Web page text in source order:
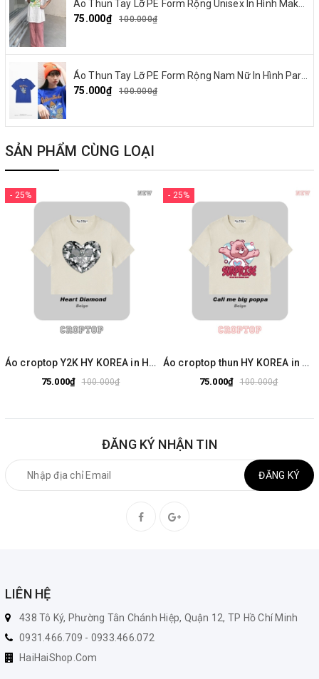
75.000₫
100.000₫
75.000₫
100.000₫
SẢN PHẨM CÙNG LOẠI
- 25%
Áo croptop Y2K HY KOREA in Heart shaped Diamonds 1475 tay ngắn freesize
75.000₫ 100.000₫
- 25%
Áo croptop thun HY KOREA in Gấu Surprise 1405 tay ngắn freesize
75.000₫ 100.000₫
ĐĂNG KÝ NHẬN TIN
ĐĂNG KÝ
LIÊN HỆ
438 Tô Ký, Phường Tân Chánh Hiệp, Quận 12, TP Hồ Chí Minh
0931.466.709 - 0933.466.072
HaiHaiShop.Com